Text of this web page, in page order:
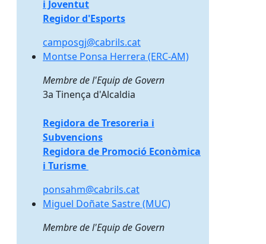
i Joventut
Regidor d'Esports
camposgj@cabrils.cat
Montse Ponsa Herrera (ERC-AM)
Montse Ponsa Herrera (ERC-AM)
Membre de l'Equip de Govern
3a Tinença d'Alcaldia
Regidora de Tresoreria i
Subvencions
Regidora de Promoció Econòmica
i Turisme
ponsahm@cabrils.cat
Miguel Doñate Sastre (MUC)
Miguel Doñate Sastre (MUC)
Membre de l'Equip de Govern